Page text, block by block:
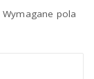
Wymagane pola